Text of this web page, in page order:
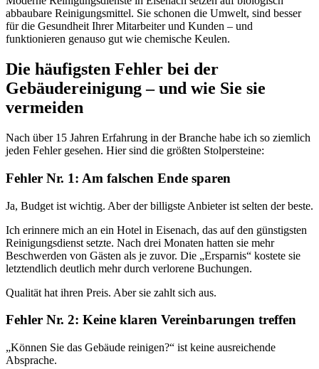
abbaubare Reinigungsmittel. Sie schonen die Umwelt, sind besser
für die Gesundheit Ihrer Mitarbeiter und Kunden – und
funktionieren genauso gut wie chemische Keulen.
Die häufigsten Fehler bei der
Gebäudereinigung – und wie Sie sie
vermeiden
Nach über 15 Jahren Erfahrung in der Branche habe ich so ziemlich
jeden Fehler gesehen. Hier sind die größten Stolpersteine:
Fehler Nr. 1: Am falschen Ende sparen
Ja, Budget ist wichtig. Aber der billigste Anbieter ist selten der beste.
Ich erinnere mich an ein Hotel in Eisenach, das auf den günstigsten
Reinigungsdienst setzte. Nach drei Monaten hatten sie mehr
Beschwerden von Gästen als je zuvor. Die „Ersparnis“ kostete sie
letztendlich deutlich mehr durch verlorene Buchungen.
Qualität hat ihren Preis. Aber sie zahlt sich aus.
Fehler Nr. 2: Keine klaren Vereinbarungen treffen
„Können Sie das Gebäude reinigen?“ ist keine ausreichende
Absprache.